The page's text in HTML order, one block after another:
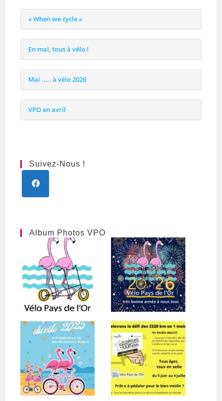
« When we cycle »
En mai, tous à vélo !
Mai ….. à vélo 2026
VPO en avril
Suivez-Nous !
Album Photos VPO